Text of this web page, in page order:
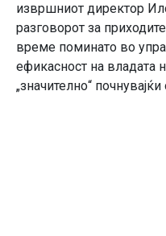
извршниот директор
разговорот за
време поминато во
ефикасност на владата
„значително“